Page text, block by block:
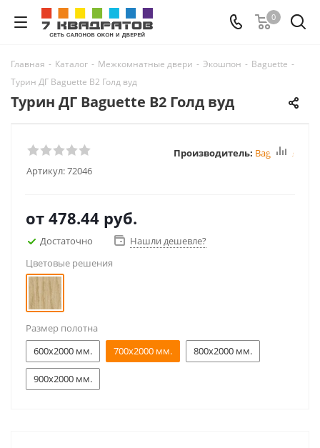
0
Главная - Каталог - Межкомнатные двери - Экошпон - Baguette -
Турин ДГ Baguette B2 Голд вуд
Турин ДГ Baguette B2 Голд вуд
Артикул:72046
Производитель: Baguette
от 478.44 руб.
Достаточно
Нашли дешевле?
Цветовые решения
Размер полотна
600x2000 мм.
700x2000 мм. 800x2000 мм.
900x2000 мм.